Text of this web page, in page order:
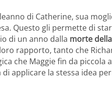
di Catherine, sua
Questo gli permette di
di un anno dalla morte
rapporto, tanto che
che Maggie fin da piccola
applicare la stessa idea